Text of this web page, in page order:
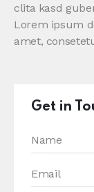
clita kasd
Lorem ipsum
amet,
Get in